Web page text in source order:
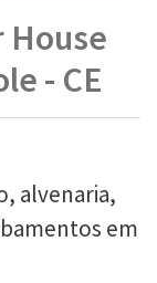
House
- CE
alvenaria,
em